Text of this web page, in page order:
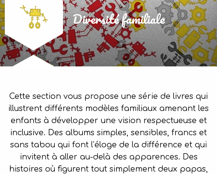
Diversité familiale
Cette section vous propose une série de livres qui
illustrent différents modèles familiaux amenant les
enfants à développer une vision respectueuse et
inclusive. Des albums simples, sensibles, francs et
sans tabou qui font l’éloge de la différence et qui
invitent à aller au-delà des apparences. Des
histoires où figurent tout simplement deux papas,